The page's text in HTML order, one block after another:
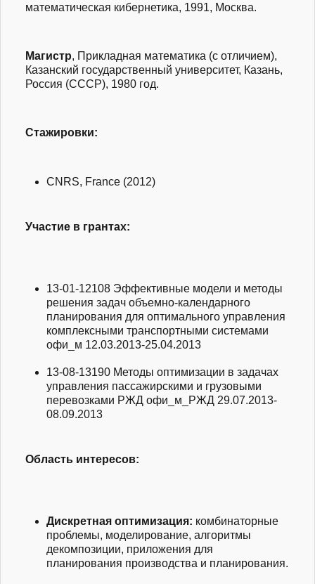
математическая кибернетика, 1991, Москва.
Магистр, Прикладная математика (с отличием),
Казанский государственный университет, Казань,
Россия (СССР), 1980 год.
Стажировки:
CNRS, France (2012)
Участие в грантах:
13-01-12108 Эффективные модели и методы
решения задач объемно-календарного
планирования для оптимального управления
комплексными транспортными системами
офи_м 12.03.2013-25.04.2013
13-08-13190 Методы оптимизации в задачах
управления пассажирскими и грузовыми
перевозками РЖД офи_м_РЖД 29.07.2013-
08.09.2013
Область интересов:
Дискретная оптимизация: комбинаторные
проблемы, моделирование, алгоритмы
декомпозиции, приложения для
планирования производства и планирования.